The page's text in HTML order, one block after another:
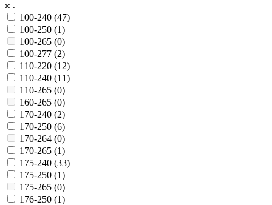
100-240 (47)
100-250 (1)
100-265 (0)
100-277 (2)
110-220 (12)
110-240 (11)
110-265 (0)
160-265 (0)
170-240 (2)
170-250 (6)
170-264 (0)
170-265 (1)
175-240 (33)
175-250 (1)
175-265 (0)
176-250 (1)